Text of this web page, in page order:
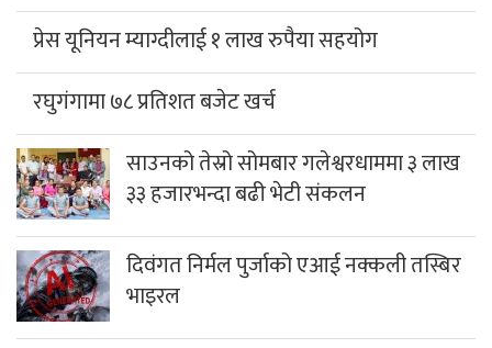
प्रेस यूनियन म्याग्दीलाई १ लाख रुपैया सहयोग
रघुगंगामा ७८ प्रतिशत बजेट खर्च
साउनको तेस्रो सोमबार गलेश्वरधाममा ३ लाख
३३ हजारभन्दा बढी भेटी संकलन
दिवंगत निर्मल पुर्जाको एआई नक्कली तस्बिर
भाइरल